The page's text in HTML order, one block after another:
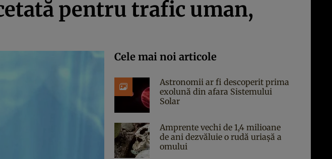
pentru trafic uman,
Cele mai noi articole
Astronomii ar fi descoperit prima
exolună din afara Sistemului
Solar
Amprente vechi de 1,4 milioane
de ani dezvăluie o rudă uriașă a
omului